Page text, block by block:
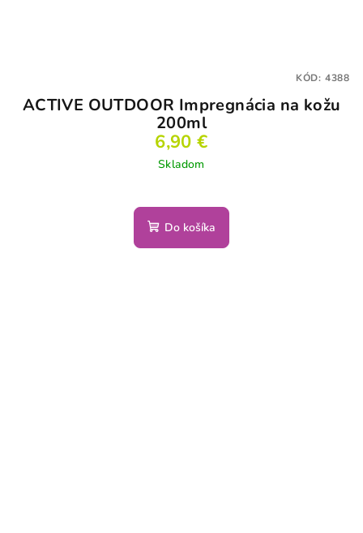
ACTIVE OUTDOOR Impregnácia na kožu
200ml
6,90 €
Skladom
Do košíka
KÓD: 4388